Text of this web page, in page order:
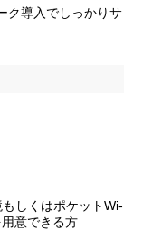
ク導入でしっかりサ
しくはポケットWi-
意できる方